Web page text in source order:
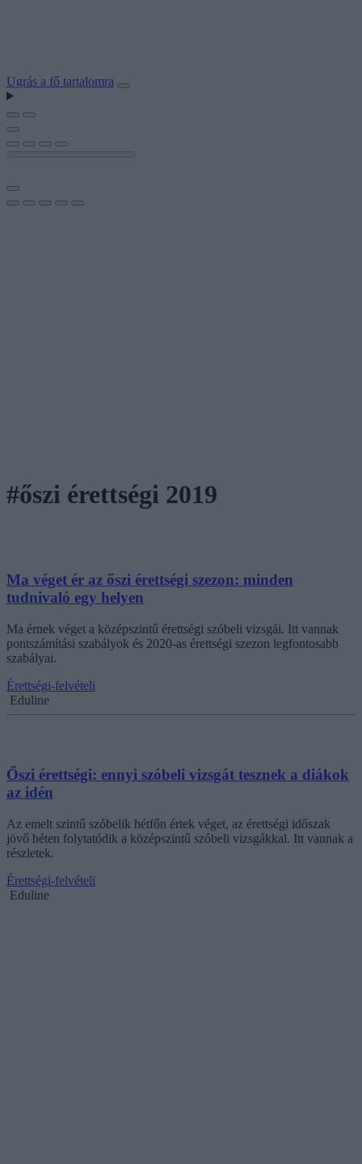
Ugrás a fő tartalomra
#őszi érettségi 2019
Ma véget ér az őszi érettségi szezon: minden
tudnivaló egy helyen
Ma érnek véget a középszintű érettségi szóbeli vizsgái. Itt vannak
pontszámítási szabályok és 2020-as érettségi szezon legfontosabb
szabályai.
Érettségi-felvételi
Eduline
Őszi érettségi: ennyi szóbeli vizsgát tesznek a diákok
az idén
Az emelt szintű szóbelik hétfőn értek véget, az érettségi időszak
jövő héten folytatódik a középszintű szóbeli vizsgákkal. Itt vannak a
részletek.
Érettségi-felvételi
Eduline